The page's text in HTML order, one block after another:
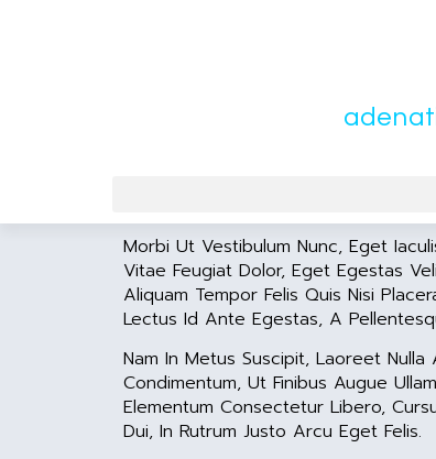
Morbi Ut Vestibulum Nunc, Eget
Vitae Feugiat Dolor, Eget Egestas
Aliquam Tempor Felis Quis Nisi
Lectus Id Ante Egestas, A
Nam In Metus Suscipit, Laoreet
Condimentum, Ut Finibus Augue
Elementum Consectetur Libero,
Dui, In Rutrum Justo Arcu Eget Felis.